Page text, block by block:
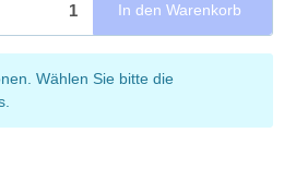
In den Warenkorb
Wählen Sie bitte die